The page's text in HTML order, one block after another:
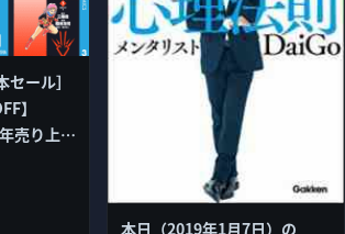
ール］
】
売り上げ
まで）
本日（2019年1月7日）の